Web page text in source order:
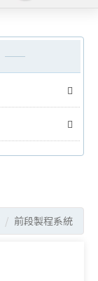
前段製程系統